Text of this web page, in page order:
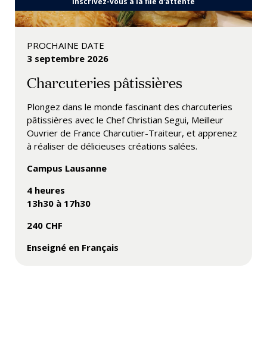
PROCHAINE DATE
3 septembre 2026
Charcuteries pâtissières
Plongez dans le monde fascinant des charcuteries
pâtissières avec le Chef Christian Segui, Meilleur
Ouvrier de France Charcutier-Traiteur, et apprenez
à réaliser de délicieuses créations salées.
Campus Lausanne
4 heures
13h30 à 17h30
240 CHF
Enseigné en Français